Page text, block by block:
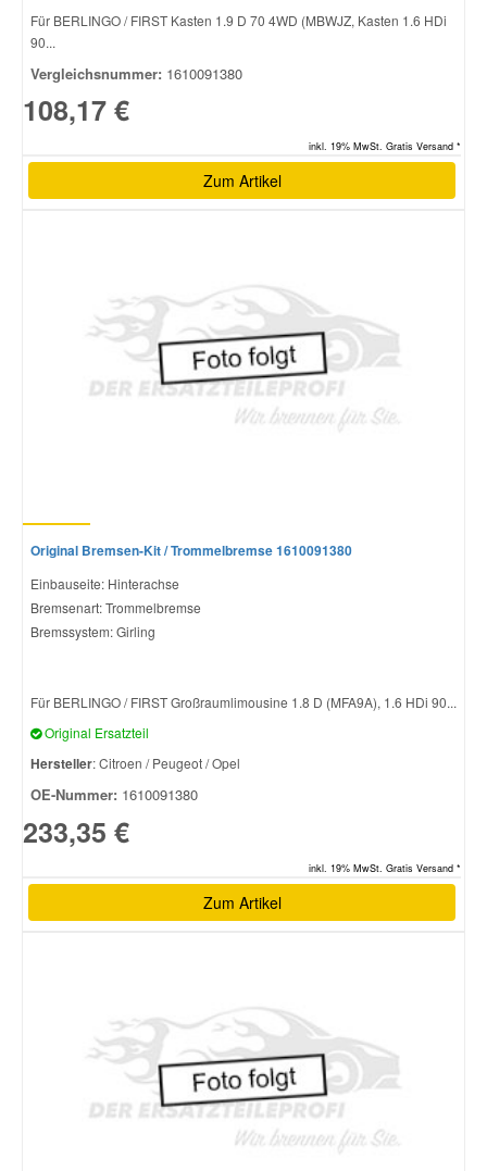
Für BERLINGO / FIRST Kasten 1.9 D 70 4WD (MBWJZ, Kasten 1.6 HDi
90...
Vergleichsnummer: 1610091380
108,17 €
inkl. 19% MwSt. Gratis Versand *
Zum Artikel
Original Bremsen-Kit / Trommelbremse 1610091380
Einbauseite: Hinterachse
Bremsenart: Trommelbremse
Bremssystem: Girling
Für BERLINGO / FIRST Großraumlimousine 1.8 D (MFA9A), 1.6 HDi 90...
Original Ersatzteil
Hersteller: Citroen / Peugeot / Opel
OE-Nummer: 1610091380
233,35 €
inkl. 19% MwSt. Gratis Versand *
Zum Artikel